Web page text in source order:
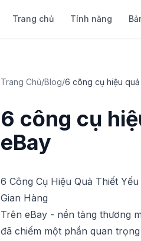
Trang chủ Tính năng
Trang Chủ/Blog/6 công cụ hiệu
6 công cụ
eBay
6 Công Cụ Hiệu Quả Thiết
Gian Hàng
Trên eBay - nền tảng thương
đã chiếm một phần quan